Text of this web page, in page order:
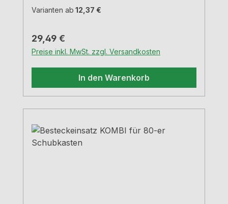
Varianten ab 12,37 €
Regulärer Preis:
29,49 €
Preise inkl. MwSt. zzgl. Versandkosten
In den Warenkorb